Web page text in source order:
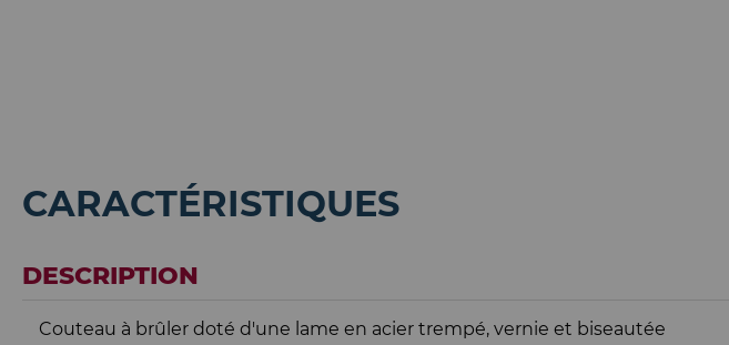
CARACTÉRISTIQUES
DESCRIPTION
Couteau à brûler doté d'une lame en acier trempé, vernie et biseautée